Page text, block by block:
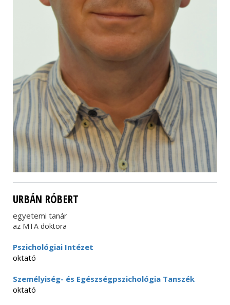
URBÁN RÓBERT
egyetemi tanár
az MTA doktora
Pszichológiai Intézet
oktató
Személyiség- és Egészségpszichológia Tanszék
oktató